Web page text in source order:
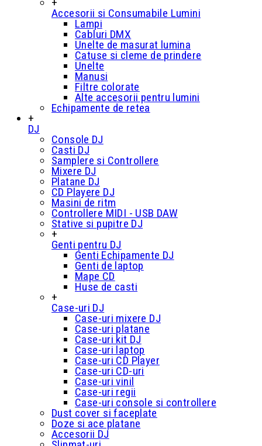
+
Accesorii si Consumabile Lumini
Lampi
Cabluri DMX
Unelte de masurat lumina
Catuse si cleme de prindere
Unelte
Manusi
Filtre colorate
Alte accesorii pentru lumini
Echipamente de retea
+
DJ
Console DJ
Casti DJ
Samplere si Controllere
Mixere DJ
Platane DJ
CD Playere DJ
Masini de ritm
Controllere MIDI - USB DAW
Stative si pupitre DJ
+
Genti pentru DJ
Genti Echipamente DJ
Genti de laptop
Mape CD
Huse de casti
+
Case-uri DJ
Case-uri mixere DJ
Case-uri platane
Case-uri kit DJ
Case-uri laptop
Case-uri CD Player
Case-uri CD-uri
Case-uri vinil
Case-uri regii
Case-uri console si controllere
Dust cover si faceplate
Doze si ace platane
Accesorii DJ